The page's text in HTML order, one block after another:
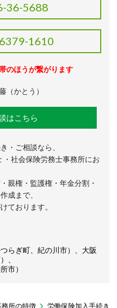
36-5688
1610
のほうが繋がります
（かとう）
はこちら
・ご相談なら、
・社会保険労務士事務所にお
親権・監護権・年金分割・
成まで、
ております。
らぎ町、紀の川市）、大阪
、
市）
務所の特徴 労働保険加入手続き